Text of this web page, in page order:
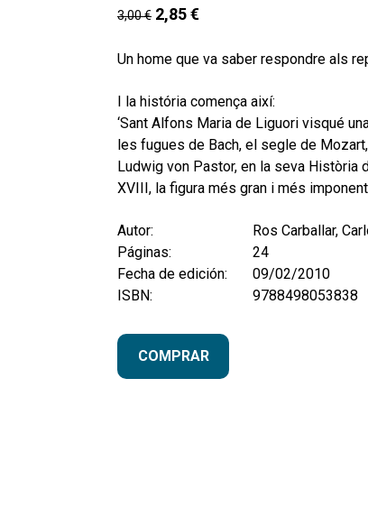
3,00€ 2,85€
Un home que va saber respondre als
I la história comença així:
‘Sant Alfons Maria de Liguori visqué
les fugues de Bach, el segle de
Ludwig von Pastor, en la seva Història
XVIII, la figura més gran i més
Autor:
Ros Carballar,
Páginas:
24
Fecha de edición:
09/02/2010
ISBN:
9788498053838
COMPRAR